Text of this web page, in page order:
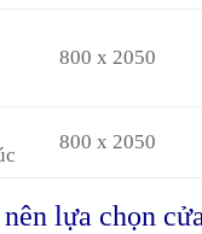
800 x 2050
800 x 2050
nên lựa chọn